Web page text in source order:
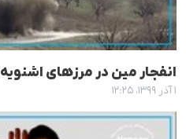
انفجار مین در مرزهای
۱ آذر ۱۳۹۹، ۱۲:۲۵